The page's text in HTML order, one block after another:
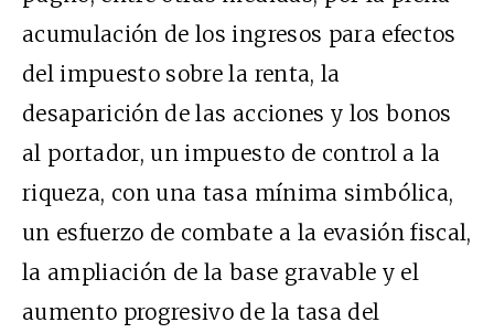
acumulación de los ingresos para efectos
del impuesto sobre la renta, la
desaparición de las acciones y los bonos
al portador, un impuesto de control a la
riqueza, con una tasa mínima simbólica,
un esfuerzo de combate a la evasión fiscal,
la ampliación de la base gravable y el
aumento progresivo de la tasa del